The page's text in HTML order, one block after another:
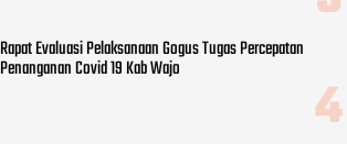
Rapat Evaluasi Pelaksanaan Gogus Tugas Percepatan
Penanganan Covid 19 Kab Wajo